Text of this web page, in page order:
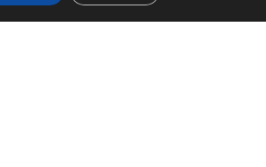
garázs- vagy